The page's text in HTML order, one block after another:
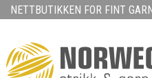
NETTBUTIKKEN FOR FINT